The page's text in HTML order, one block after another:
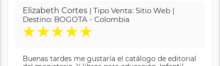
Elizabeth Cortes | Tipo Venta: Sitio Web |
Destino: BOGOTA - Colombia
★★★★★
Buenas tardes me gustaría el catálogo de editorial